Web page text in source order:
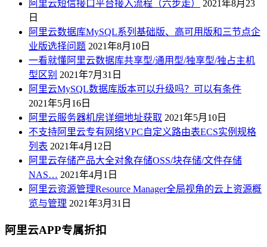
阿里云短信接口平台接入流程（六步走）
2021年8月23
日
阿里云数据库MySQL系列基础版、高可用版和三节点企
业版选择问题 2021年8月10日
一看就懂阿里云数据库共享型/通用型/独享型/独占主机
型区别 2021年7月31日
阿里云MySQL数据库版本可以升级吗？可以有条件
2021年5月16日
阿里云服务器机房详细地址获取 2021年5月10日
不支持阿里云专有网络VPC自定义路由表ECS实例规格
列表 2021年4月12日
阿里云存储产品大全对象存储OSS/块存储/文件存储
NAS… 2021年4月1日
阿里云资源管理Resource Manager全局视角的云上资源概
览与管理 2021年3月31日
阿里云APP专属折扣